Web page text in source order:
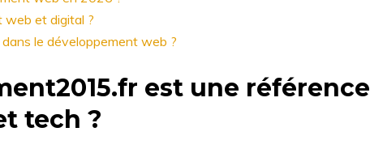
web et digital ?
le développement web ?
est une référence
tech ?